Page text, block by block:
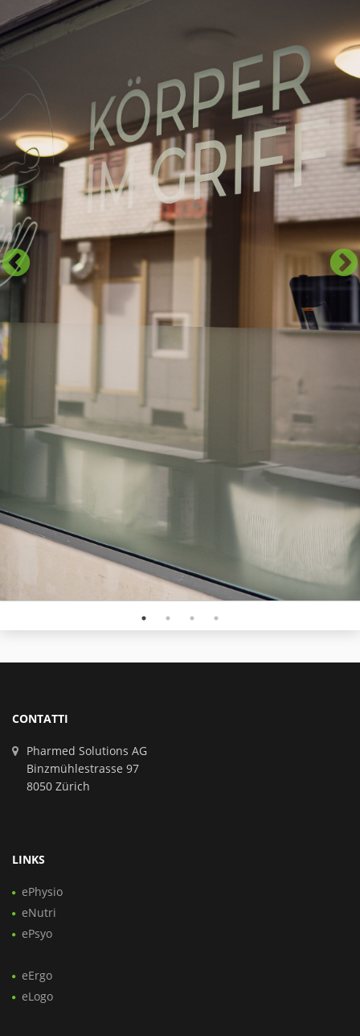
CONTATTI
Pharmed Solutions AG
Binzmühlestrasse 97
8050 Zürich
LINKS
ePhysio
eNutri
ePsyo
eErgo
eLogo